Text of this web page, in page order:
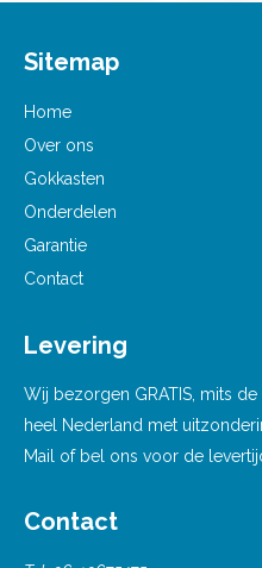
Sitemap
Home
Over ons
Gokkasten
Onderdelen
Garantie
Contact
Levering
Wij bezorgen GRATIS, mits
heel Nederland met
Mail of bel ons voor de
Contact